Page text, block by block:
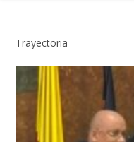
Trayectoria